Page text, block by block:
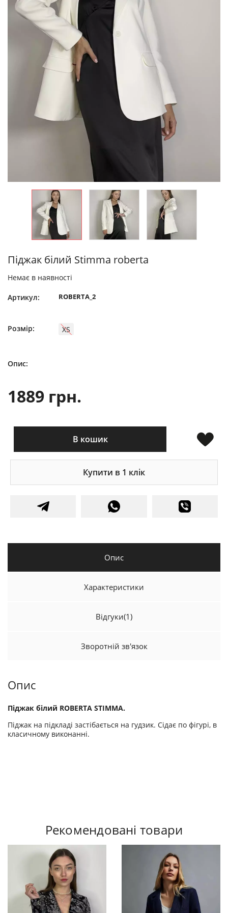
Піджак білий Stimma roberta
Немає в наявності
Артикул: ROBERTA_2
Розмір: XS
Опис:
1889 грн.
В кошик
Купити в 1 клік
Опис
Характеристики
Відгуки(1)
Зворотній зв'язок
Опис
Піджак білий ROBERTA STIMMA.
Піджак на підкладі застібається на гудзик. Сідає по фігурі, в
класичному виконанні.
Рекомендовані товари